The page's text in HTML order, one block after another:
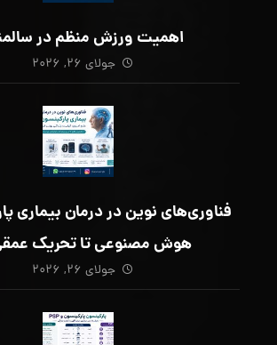
اهمیت ورزش منظم در
جولای ۲۶, ۲۰۲۶
فناوری‌های نوین در درمان بیماری
هوش مصنوعی تا تحریک
جولای ۲۶, ۲۰۲۶